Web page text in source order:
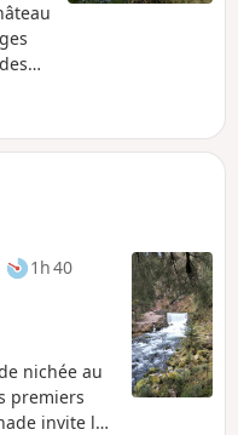
1h 40
nichée au
premiers
invite le